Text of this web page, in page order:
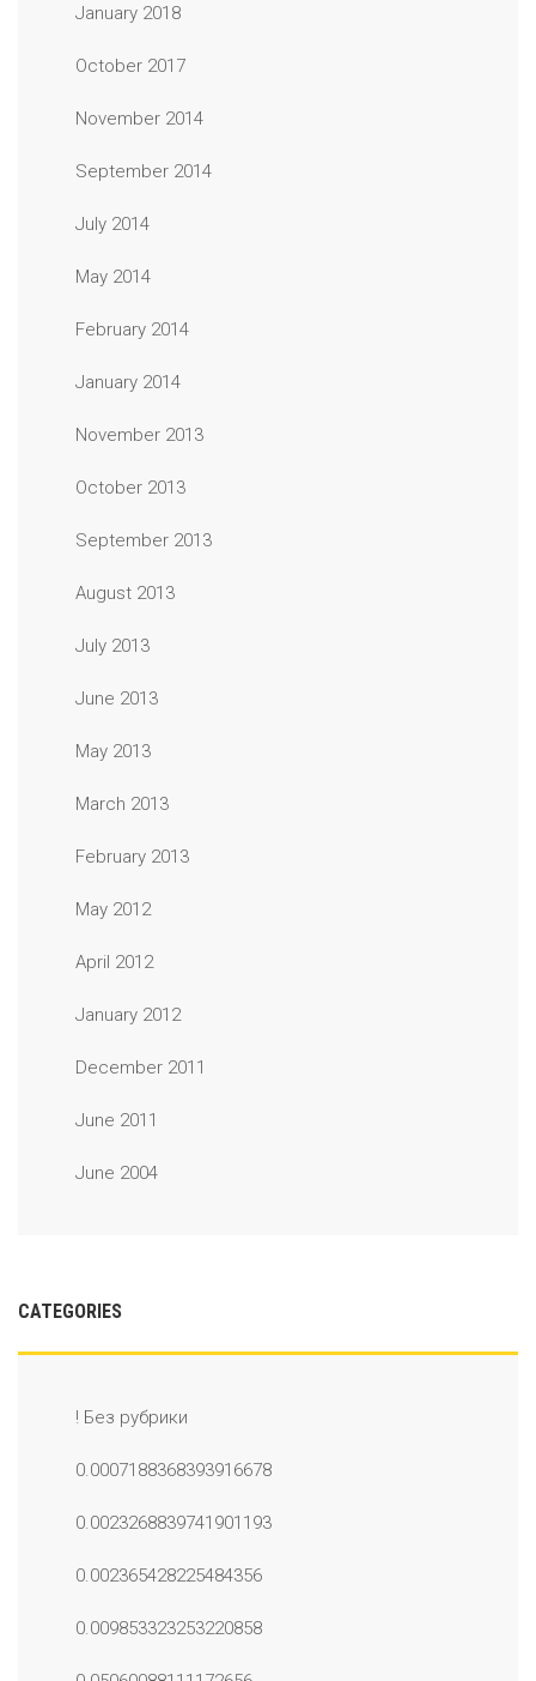
January 2018
October 2017
November 2014
September 2014
July 2014
May 2014
February 2014
January 2014
November 2013
October 2013
September 2013
August 2013
July 2013
June 2013
May 2013
March 2013
February 2013
May 2012
April 2012
January 2012
December 2011
June 2011
June 2004
CATEGORIES
! Без рубрики
0.0007188368393916678
0.0023268839741901193
0.002365428225484356
0.009853323253220858